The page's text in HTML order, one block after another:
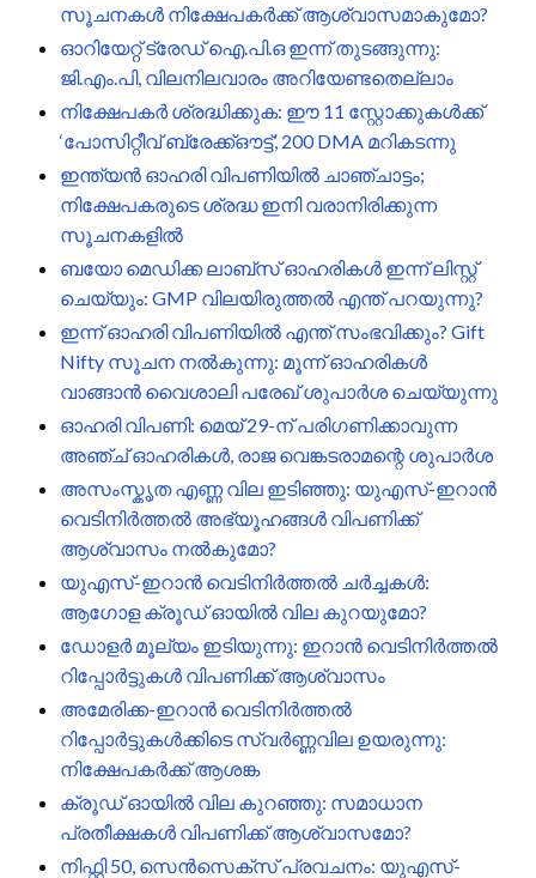
സൂചനകൾ നിക്ഷേപകർക്ക് ആശ്വാസമാകുമോ?
ഓറിയേറ്റ് ട്രേഡ് ഐ.പി.ഒ ഇന്ന് തുടങ്ങുന്നു:
ജി.എം.പി, വിലനിലവാരം അറിയേണ്ടതെല്ലാം
നിക്ഷേപകർ ശ്രദ്ധിക്കുക: ഈ 11 സ്റ്റോക്കുകൾക്ക്
‘പോസിറ്റീവ് ബ്രേക്ക്ഔട്ട്’, 200 DMA മറികടന്നു
ഇന്ത്യൻ ഓഹരി വിപണിയിൽ ചാഞ്ചാട്ടം;
നിക്ഷേപകരുടെ ശ്രദ്ധ ഇനി വരാനിരിക്കുന്ന
സൂചനകളിൽ
ബയോ മെഡിക്ക ലാബ്സ് ഓഹരികൾ ഇന്ന് ലിസ്റ്റ്
ചെയ്യും: GMP വിലയിരുത്തൽ എന്ത് പറയുന്നു?
ഇന്ന് ഓഹരി വിപണിയിൽ എന്ത് സംഭവിക്കും? Gift
Nifty സൂചന നൽകുന്നു: മൂന്ന് ഓഹരികൾ
വാങ്ങാൻ വൈശാലി പരേഖ് ശുപാർശ ചെയ്യുന്നു
ഓഹരി വിപണി: മെയ് 29-ന് പരിഗണിക്കാവുന്ന
അഞ്ച് ഓഹരികൾ, രാജ വെങ്കടരാമന്റെ ശുപാർശ
അസംസ്കൃത എണ്ണ വില ഇടിഞ്ഞു: യുഎസ്-ഇറാൻ
വെടിനിർത്തൽ അഭ്യൂഹങ്ങൾ വിപണിക്ക്
ആശ്വാസം നൽകുമോ?
യുഎസ്-ഇറാൻ വെടിനിർത്തൽ ചർച്ചകൾ:
ആഗോള ക്രൂഡ് ഓയിൽ വില കുറയുമോ?
ഡോളർ മൂല്യം ഇടിയുന്നു: ഇറാൻ വെടിനിർത്തൽ
റിപ്പോർട്ടുകൾ വിപണിക്ക് ആശ്വാസം
അമേരിക്ക-ഇറാൻ വെടിനിർത്തൽ
റിപ്പോർട്ടുകൾക്കിടെ സ്വർണ്ണവില ഉയരുന്നു:
നിക്ഷേപകർക്ക് ആശങ്ക
ക്രൂഡ് ഓയിൽ വില കുറഞ്ഞു: സമാധാന
പ്രതീക്ഷകൾ വിപണിക്ക് ആശ്വാസമോ?
നിഫ്റ്റി 50, സെൻസെക്സ് പ്രവചനം: യുഎസ്-